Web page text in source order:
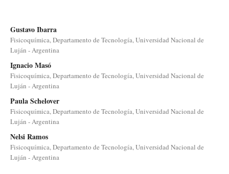
Gustavo Ibarra
Fisicoquímica, Departamento de Tecnología, Universidad Nacional de
Luján - Argentina
Ignacio Masó
Fisicoquímica, Departamento de Tecnología, Universidad Nacional de
Luján - Argentina
Paula Schelover
Fisicoquímica, Departamento de Tecnología, Universidad Nacional de
Luján - Argentina
Nelsi Ramos
Fisicoquímica, Departamento de Tecnología, Universidad Nacional de
Luján - Argentina